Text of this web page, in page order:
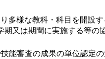
多様な教科・科目を開設
又は期間に実施する等の
能審査の成果の単位認定の